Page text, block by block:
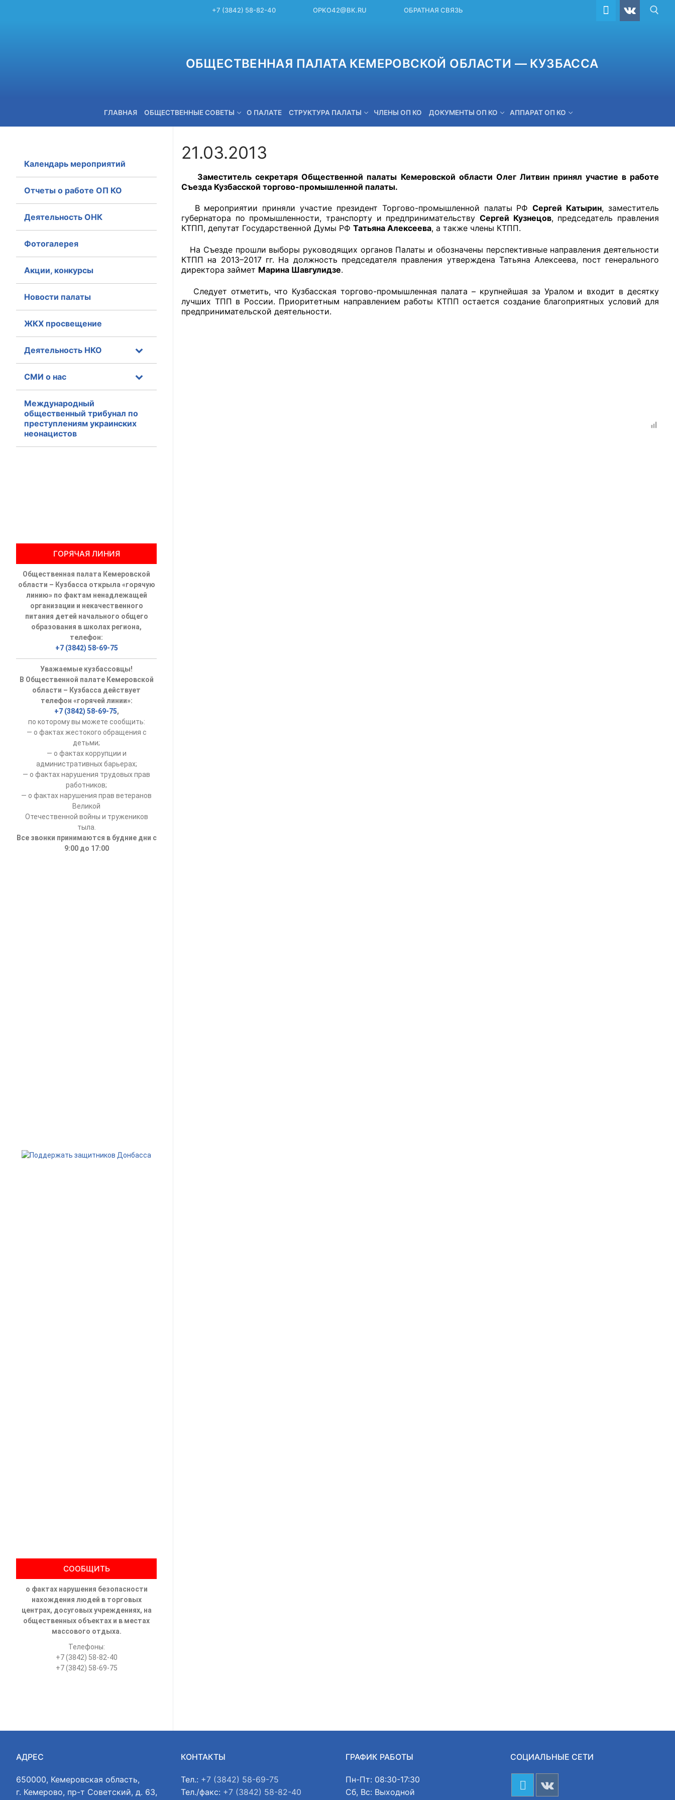
+7 (3842) 58-82-40 OPKO42@BK.RU ОБРАТНАЯ СВЯЗЬ
ОБЩЕСТВЕННАЯ ПАЛАТА КЕМЕРОВСКОЙ ОБЛАСТИ — КУЗБАССА
ГЛАВНАЯ ОБЩЕСТВЕННЫЕ СОВЕТЫ О ПАЛАТЕ СТРУКТУРА ПАЛАТЫ ЧЛЕНЫ ОП КО ДОКУМЕНТЫ ОП КО АППАРАТ ОП КО
+7 (3842) 58-82-40 OPKO42@BK.RU ОБРАТНАЯ СВЯЗЬ
Общественные советы
Общественные советы при территориальных органах федеральных органов
исполнительной власти
21.03.2013
Заместитель секретаря Общественной палаты Кемеровской области Олег Литвин принял участие в работе
Съезда Кузбасской торгово-промышленной палаты.
В мероприятии приняли участие президент Торгово-промышленной палаты РФСергей Катырин, заместитель
губернатора по промышленности, транспорту и предпринимательству Сергей Кузнецов, председатель правления
КТПП, депутат Государственной Думы РФ Татьяна Алексеева, а также члены КТПП.
На Съезде прошли выборы руководящих органов Палаты и обозначены перспективные направления деятельности
КТПП на 2013–2017 гг. На должность председателя правления утверждена Татьяна Алексеева, пост генерального
директора займет Марина Шавгулидзе.
Следует отметить, что Кузбасская торгово-промышленная палата – крупнейшая за Уралом и входит в десятку
лучших ТПП в России. Приоритетным направлением работы КТПП остается создание благоприятных условий для
предпринимательской деятельности.
Календарь мероприятий
Отчеты о работе ОП КО
Деятельность ОНК
Фотогалерея
Акции, конкурсы
Новости палаты
ЖКХ просвещение
Деятельность НКО
СМИ о нас
Международный
общественный трибунал по
преступлениям украинских
неонацистов
ГОРЯЧАЯ ЛИНИЯ
Общественная палата Кемеровской
области – Кузбасса открыла «горячую
линию» по фактам ненадлежащей
организации и некачественного
питания детей начального общего
образования в школах региона,
телефон:
+7 (3842) 58-69-75
Уважаемые кузбассовцы!
В Общественной палате Кемеровской
области – Кузбасса действует
телефон «горячей линии»:
+7 (3842) 58-69-75,
по которому вы можете сообщить:
— о фактах жестокого обращения с
детьми;
— о фактах коррупции и
административных барьерах;
— о фактах нарушения трудовых прав
работников;
— о фактах нарушения прав ветеранов
Великой
Отечественной войны и тружеников
тыла.
Все звонки принимаются в будние дни с
9:00 до 17:00
СООБЩИТЬ
о фактах нарушения безопасности
нахождения людей в торговых
центрах, досуговых учреждениях, на
общественных объектах и в местах
массового отдыха.
Телефоны:
+7 (3842) 58-82-40
+7 (3842) 58-69-75
АДРЕС
650000, Кемеровская область,
г. Кемерово, пр-т Советский, д. 63,
КОНТАКТЫ
Тел.: +7 (3842) 58-69-75
Тел./факс: +7 (3842) 58-82-40
ГРАФИК РАБОТЫ
Пн-Пт: 08:30-17:30
Сб, Вс: Выходной
СОЦИАЛЬНЫЕ СЕТИ